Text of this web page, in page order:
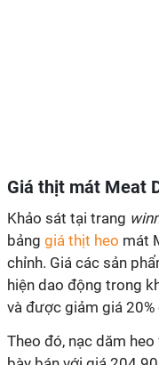
Giá thịt mát Meat
Khảo sát tại trang
bảng giá thịt heo mát
chỉnh. Giá các sản
hiện dao động trong
và được giảm giá
Theo đó, nạc dăm